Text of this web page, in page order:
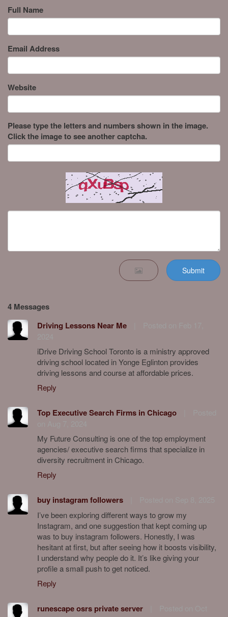
Full Name
Email Address
Website
Please type the letters and numbers shown in the image.
Click the image to see another captcha.
Submit
4 Messages
Driving Lessons Near Me
iDrive Driving School Toronto is a ministry approved
driving school located in Yonge Eglinton provides
driving lessons and course at affordable prices.
Reply
Top Executive Search Firms in Chicago
My Future Consulting is one of the top employment
agencies/ executive search firms that specialize in
diversity recruitment in Chicago.
Reply
buy instagram followers
I’ve been exploring different ways to grow my
Instagram, and one suggestion that kept coming up
was to buy instagram followers. Honestly, I was
hesitant at first, but after seeing how it boosts visibility,
I understand why people do it. It’s like giving your
profile a small push to get noticed.
Reply
runescape osrs private server